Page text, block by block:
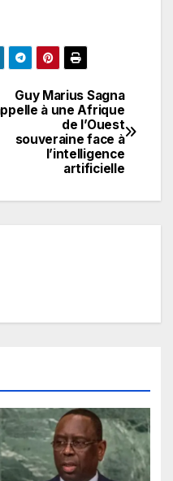
Guy Marius Sagna
à une Afrique
de l’Ouest
souveraine face à
l’intelligence
artificielle